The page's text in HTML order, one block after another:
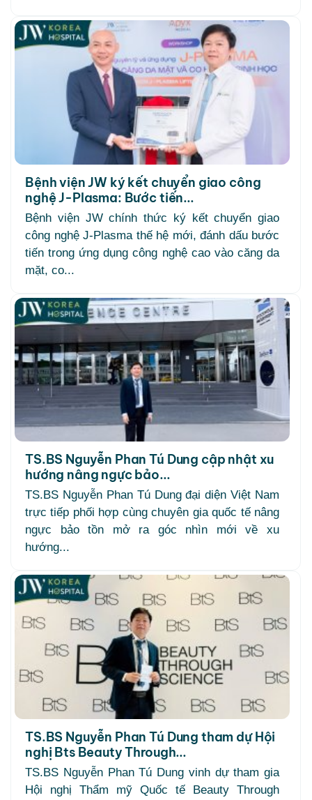
Bệnh viện JW ký kết chuyển giao công
nghệ J-Plasma: Bước tiến...
Bệnh viện JW chính thức ký kết chuyển giao
công nghệ J-Plasma thế hệ mới, đánh dấu bước
tiến trong ứng dụng công nghệ cao vào căng da
mặt, co...
TS.BS Nguyễn Phan Tú Dung cập nhật xu
hướng nâng ngực bảo...
TS.BS Nguyễn Phan Tú Dung đại diện Việt Nam
trực tiếp phối hợp cùng chuyên gia quốc tế nâng
ngực bảo tồn mở ra góc nhìn mới về xu
hướng...
TS.BS Nguyễn Phan Tú Dung tham dự Hội
nghị Bts Beauty Through...
TS.BS Nguyễn Phan Tú Dung vinh dự tham gia
Hội nghị Thẩm mỹ Quốc tế Beauty Through